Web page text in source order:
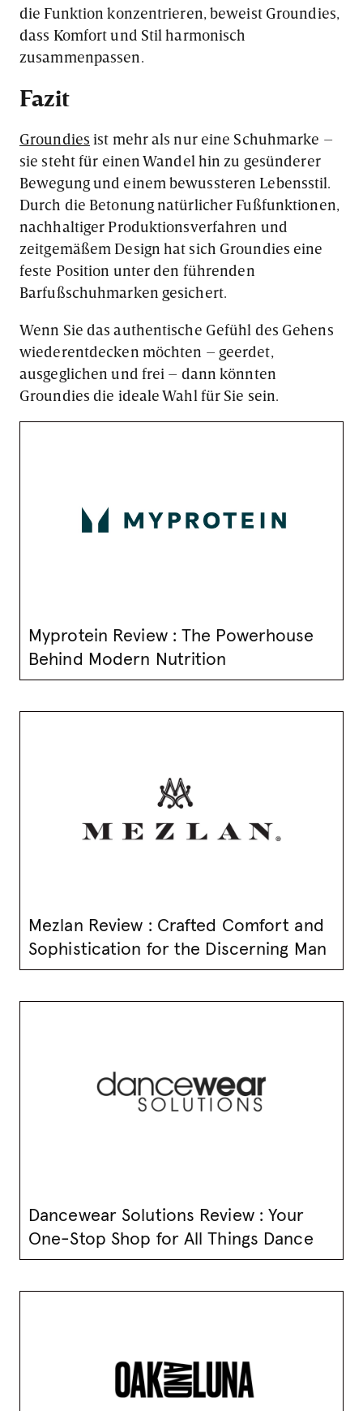
die Funktion konzentrieren, beweist Groundies,
dass Komfort und Stil harmonisch
zusammenpassen.
Fazit
Groundies ist mehr als nur eine Schuhmarke –
sie steht für einen Wandel hin zu gesünderer
Bewegung und einem bewussteren Lebensstil.
Durch die Betonung natürlicher Fußfunktionen,
nachhaltiger Produktionsverfahren und
zeitgemäßem Design hat sich Groundies eine
feste Position unter den führenden
Barfußschuhmarken gesichert.
Wenn Sie das authentische Gefühl des Gehens
wiederentdecken möchten – geerdet,
ausgeglichen und frei – dann könnten
Groundies die ideale Wahl für Sie sein.
Myprotein Review : The Powerhouse
Behind Modern Nutrition
Mezlan Review : Crafted Comfort and
Sophistication for the Discerning Man
Dancewear Solutions Review : Your
One-Stop Shop for All Things Dance